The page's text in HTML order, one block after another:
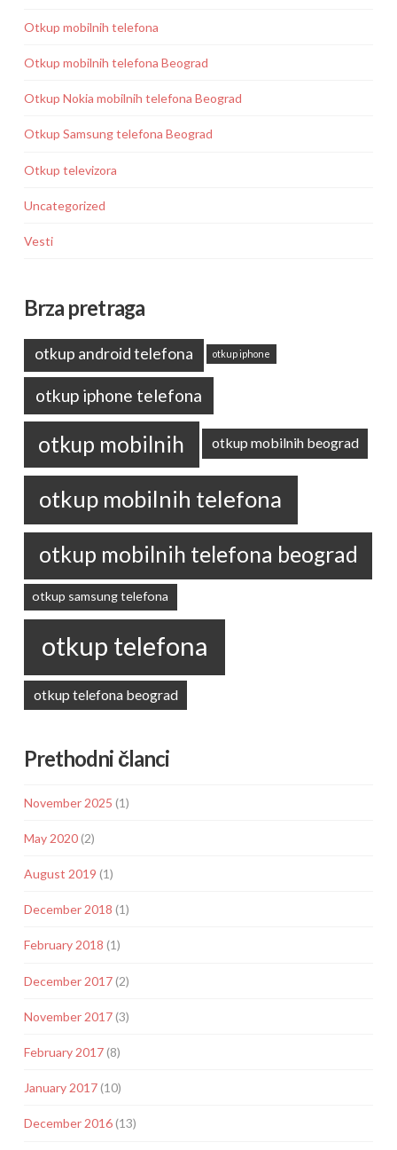
Otkup mobilnih telefona
Otkup mobilnih telefona Beograd
Otkup Nokia mobilnih telefona Beograd
Otkup Samsung telefona Beograd
Otkup televizora
Uncategorized
Vesti
Brza pretraga
otkup android telefona otkup iphone
otkup iphone telefona
otkup mobilnih otkup mobilnih beograd
otkup mobilnih telefona
otkup mobilnih telefona beograd
otkup samsung telefona
otkup telefona
otkup telefona beograd
Prethodni članci
November 2025 (1)
May 2020(2)
August 2019 (1)
December 2018 (1)
February 2018 (1)
December 2017(2)
November 2017(3)
February 2017(8)
January 2017(10)
December 2016(13)